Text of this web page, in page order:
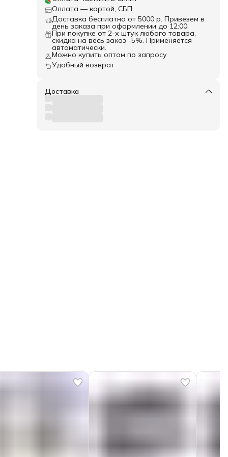
-
Оплата — картой, СБП
Доставка бесплатно от 5000 р. Привезем в
день заказа при оформлении до 12:00.
При покупке от 2-х штук любого товара,
скидка на весь заказ -5%. Применяется
автоматически.
Можно купить оптом по запросу
Удобный возврат
Доставка